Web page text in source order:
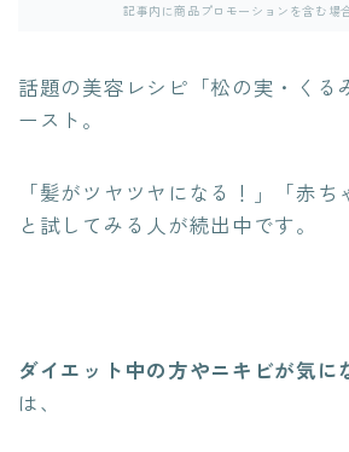
記事内に商品プロモーションを含む場
話題の美容レシピ「松の実・くる
ースト。
「髪がツヤツヤになる！」「赤ち
と試してみる人が続出中です。
ダイエット中の方やニキビが気に
は、